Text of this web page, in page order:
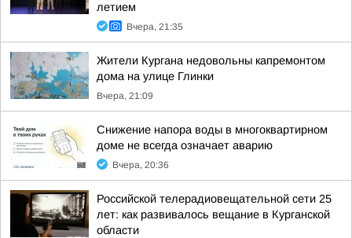
летием
Вчера, 21:35
Жители Кургана недовольны капремонтом
дома на улице Глинки
Вчера, 21:09
Снижение напора воды в многоквартирном
доме не всегда означает аварию
Вчера, 20:36
Российской телерадиовещательной сети 25
лет: как развивалось вещание в Курганской
области